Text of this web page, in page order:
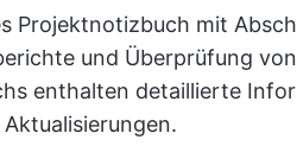
Projektnotizbuch mit
und Überprüfung
enthalten detaillierte